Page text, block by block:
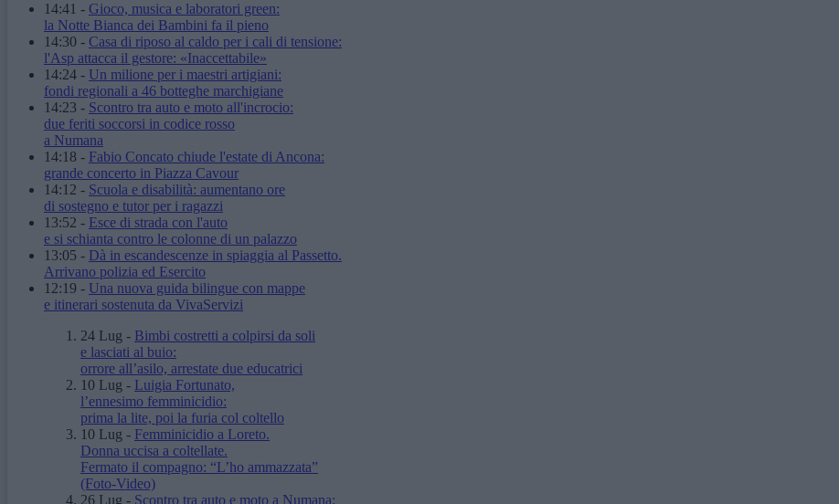
14:41 - Gioco, musica e laboratori green:
la Notte Bianca dei Bambini fa il pieno
14:30 - Casa di riposo al caldo per i cali di tensione:
l'Asp attacca il gestore: «Inaccettabile»
14:24 - Un milione per i maestri artigiani:
fondi regionali a 46 botteghe marchigiane
14:23 - Scontro tra auto e moto all'incrocio:
due feriti soccorsi in codice rosso
a Numana
14:18 - Fabio Concato chiude l'estate di Ancona:
grande concerto in Piazza Cavour
14:12 - Scuola e disabilità: aumentano ore
di sostegno e tutor per i ragazzi
13:52 - Esce di strada con l'auto
e si schianta contro le colonne di un palazzo
13:05 - Dà in escandescenze in spiaggia al Passetto.
Arrivano polizia ed Esercito
12:19 - Una nuova guida bilingue con mappe
e itinerari sostenuta da VivaServizi
24 Lug - Bimbi costretti a colpirsi da soli
e lasciati al buio:
orrore all’asilo, arrestate due educatrici
10 Lug - Luigia Fortunato,
l’ennesimo femminicidio:
prima la lite, poi la furia col coltello
10 Lug - Femminicidio a Loreto.
Donna uccisa a coltellate.
Fermato il compagno: “L’ho ammazzata”
(Foto-Video)
26 Lug - Scontro tra auto e moto a Numana: